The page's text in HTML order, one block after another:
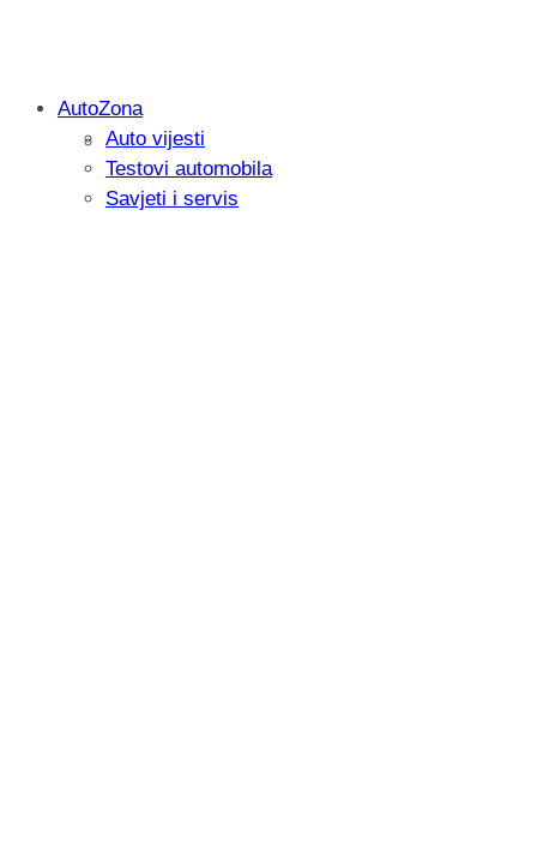
Savjetujemo: Što učiniti kada vaš
AutoZona
Auto vijesti
Testovi automobila
Savjeti i servis